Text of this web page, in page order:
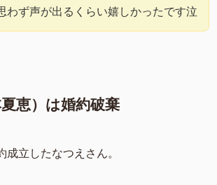
わず声が出るくらい嬉しかったです泣
恵）は婚約破棄
立したなつえさん。